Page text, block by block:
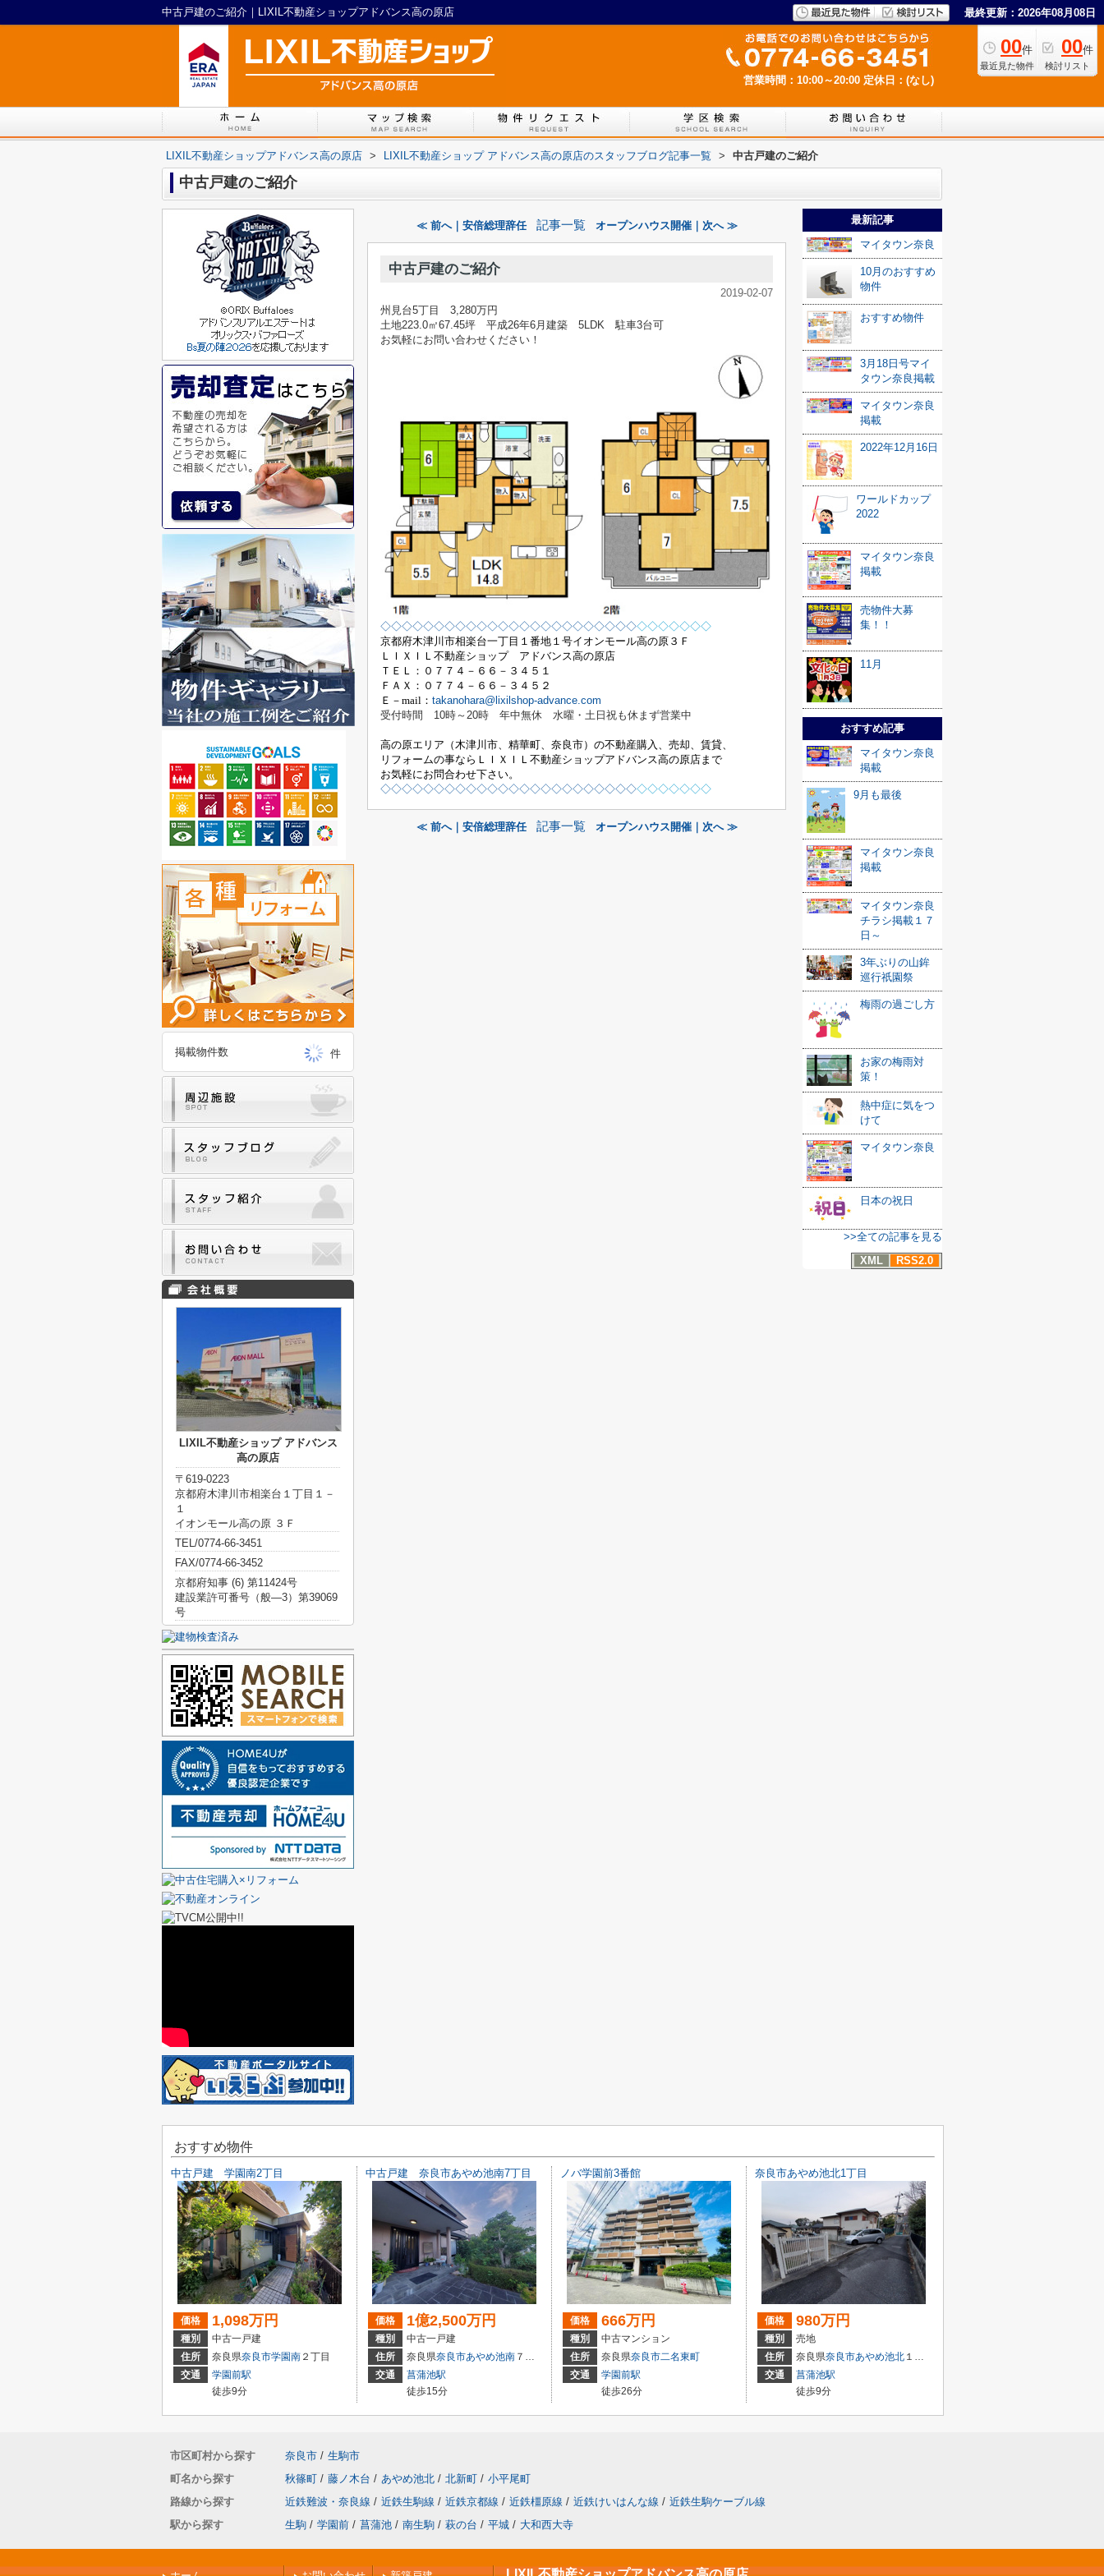
中古戸建のご紹介｜LIXIL不動産ショップアドバンス高の原店 最終更新：2026年08月08日
00件
最近見た物件
00件
検討リスト
営業時間：10:00～20:00 定休日：(なし)
LIXIL不動産ショップアドバンス高の原店 > LIXIL不動産ショップ アドバンス高の原店のスタッフブログ記事一覧 > 中古戸建のご紹介
中古戸建のご紹介
≪ 前へ｜安倍総理辞任 記事一覧 オープンハウス開催｜次へ ≫
中古戸建のご紹介
2019-02-07
州見台5丁目 3,280万円
土地223.0㎡67.45坪 平成26年6月建築 5LDK 駐車3台可
お気軽にお問い合わせください！
◇◇◇◇◇◇◇◇◇◇◇◇◇◇◇◇◇◇◇◇◇◇◇◇◇◇◇◇◇◇◇
京都府木津川市相楽台一丁目１番地１号イオンモール高の原３Ｆ
ＬＩＸＩＬ不動産ショップ アドバンス高の原店
ＴＥＬ：０７７４－６６－３４５１
ＦＡＸ：０７７４－６６－３４５２
Ｅ－ mail ： takanohara@lixilshop-advance.com
受付時間 10時～20時 年中無休 水曜・土日祝も休まず営業中
高の原エリア（木津川市、精華町、奈良市）の不動産購入、売却、賃貸、
リフォームの事ならＬＩＸＩＬ不動産ショップアドバンス高の原店まで
お気軽にお問合わせ下さい。
◇◇◇◇◇◇◇◇◇◇◇◇◇◇◇◇◇◇◇◇◇◇◇◇◇◇◇◇◇◇◇
≪ 前へ｜安倍総理辞任 記事一覧 オープンハウス開催｜次へ ≫
最新記事
マイタウン奈良
10月のおすすめ
物件
おすすめ物件
3月18日号マイ
タウン奈良掲載
マイタウン奈良
掲載
2022年12月16日
ワールドカップ
2022
マイタウン奈良
掲載
売物件大募
集！！
11月
おすすめ記事
マイタウン奈良
掲載
9月も最後
マイタウン奈良
掲載
マイタウン奈良
チラシ掲載１７
日～
3年ぶりの山鉾
巡行祇園祭
梅雨の過ごし方
お家の梅雨対
策！
熱中症に気をつ
けて
マイタウン奈良
日本の祝日
>>全ての記事を見る
XML
RSS2.0
掲載物件数 件
LIXIL不動産ショップ アドバンス
高の原店
〒619-0223
京都府木津川市相楽台１丁目１－
１
イオンモール高の原 ３Ｆ
TEL/0774-66-3451
FAX/0774-66-3452
京都府知事 (6) 第11424号
建設業許可番号（般―3）第39069
号
おすすめ物件
中古戸建 学園南2丁目
価格 1,098万円
種別
中古一戸建
住所
奈良県奈良市学園南 ２丁目
交通
学園前駅
徒歩9分
中古戸建 奈良市あやめ池南7丁目
価格 1億2,500万円
種別
中古一戸建
住所
奈良県奈良市あやめ池南 ７丁目
交通
菖蒲池駅
徒歩15分
ノバ学園前3番館
価格 666万円
種別
中古マンション
住所
奈良県奈良市二名東町
交通
学園前駅
徒歩26分
奈良市あやめ池北1丁目
価格 980万円
種別
売地
住所
奈良県奈良市あやめ池北 １丁目
交通
菖蒲池駅
徒歩9分
市区町村から探す 奈良市 / 生駒市
町名から探す
秋篠町 / 藤ノ木台 / あやめ池北 / 北新町 / 小平尾町
路線から探す
近鉄難波・奈良線 / 近鉄生駒線 / 近鉄京都線 / 近鉄橿原線 / 近鉄けいはんな線 / 近鉄生駒ケーブル線
駅から探す
生駒 / 学園前 / 菖蒲池 / 南生駒 / 萩の台 / 平城 / 大和西大寺